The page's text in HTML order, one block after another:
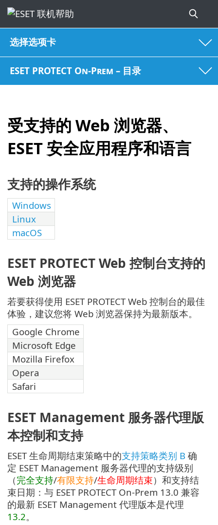
选择选项卡
ESET PROTECT On-Prem – 目录
受支持的 Web 浏览器、
ESET 安全应用程序和语言
支持的操作系统
Windows
Linux
macOS
ESET PROTECT Web 控制台支持的
Web 浏览器
若要获得使用 ESET PROTECT Web 控制台的最佳
体验，建议您将 Web 浏览器保持为最新版本。
Google Chrome
Microsoft Edge
Mozilla Firefox
Opera
Safari
ESET Management 服务器代理版
本控制和支持
ESET 生命周期结束策略中的支持策略类别 B 确
定 ESET Management 服务器代理的支持级别
（完全支持/有限支持/生命周期结束）和支持结
束日期：与 ESET PROTECT On-Prem 13.0 兼容
的最新 ESET Management 代理版本是代理
13.2。